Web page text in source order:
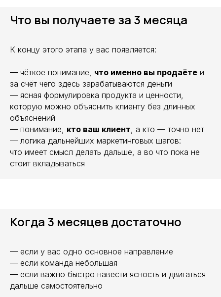
Что вы получаете за 3 месяца
К концу этого этапа у вас появляется:
— чёткое понимание, что именно вы продаёте и
за счёт чего здесь зарабатываются деньги
— ясная формулировка продукта и ценности,
которую можно объяснить клиенту без длинных
объяснений
— понимание, кто ваш клиент, а кто — точно нет
— логика дальнейших маркетинговых шагов:
что имеет смысл делать дальше, а во что пока не
стоит вкладываться
Когда 3 месяцев достаточно
— если у вас одно основное направление
— если команда небольшая
— если важно быстро навести ясность и двигаться
дальше самостоятельно